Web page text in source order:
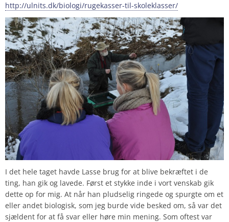
http://ulnits.dk/biologi/rugekasser-til-skoleklasser/
I det hele taget havde Lasse brug for at blive bekræftet i de
ting, han gik og lavede. Først et stykke inde i vort venskab gik
dette op for mig. At når han pludselig ringede og spurgte om et
eller andet biologisk, som jeg burde vide besked om, så var det
sjældent for at få svar eller høre min mening. Som oftest var